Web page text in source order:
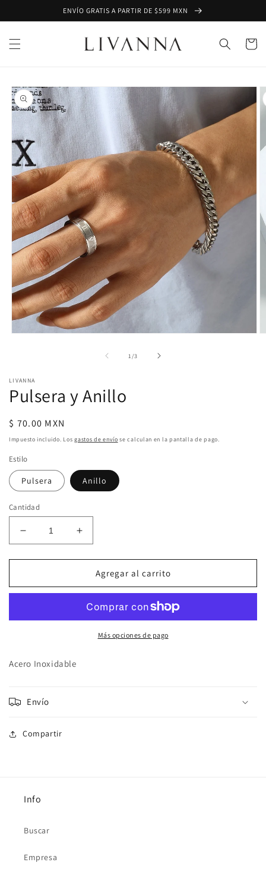
directamente
al contenido
ENVÍO GRATIS A PARTIR DE $599 MXN
Carrito
directamente
a la
información
del producto
una
ventana
modal
1 /de
3
LIVANNA
Pulsera y Anillo
Precio
habitual
$ 70.00 MXN
Impuesto incluido. Losgastos de envío se calculan en la pantalla de pago.
Estilo
Pulsera Anillo
Cantidad
Reducir
cantidad
para
y
Aumentar
cantidad
para
Pulsera
y
Agregar al carrito
Más opciones de pago
Acero Inoxidable
Envío
Compartir
Info
Buscar
Empresa